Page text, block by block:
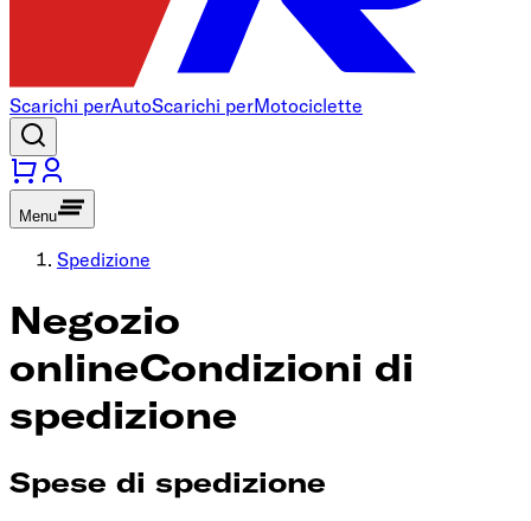
Scarichi perAutoScarichi perMotociclette
Menu
Spedizione
Negozio
onlineCondizioni di
spedizione
Spese di spedizione